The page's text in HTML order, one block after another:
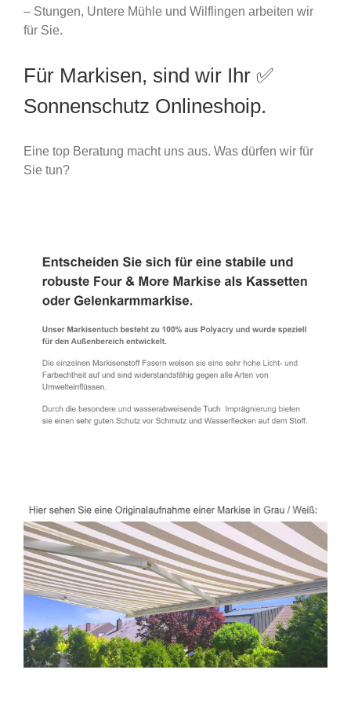
– Stungen, Untere Mühle und Wilflingen arbeiten wir
für Sie.
Für Markisen, sind wir Ihr ✅
Sonnenschutz Onlineshoip.
Eine top Beratung macht uns aus. Was dürfen wir für
Sie tun?